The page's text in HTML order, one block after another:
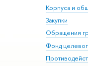
Корпуса и
Закупки
Обращения
Фонд